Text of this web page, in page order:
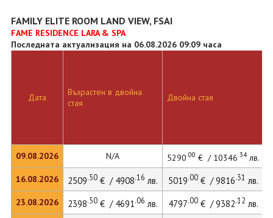
FAMILY ELITE ROOM LAND VIEW, FSAI
FAME RESIDENCE LARA & SPA
Последната актуализация на 06.08.2026 09:09 часа
Дата
09.08.2026
16.08.2026
23.08.2026
Възрастен в двойна
стая
Двойна стая
N/A 5290.00 € / 10346.34лв.
2509.50€ / 4908.16 лв. 5019.00€ / 9816.31 лв.
2398.50€ / 4691.06 лв. 4797.00€ / 9382.12 лв.